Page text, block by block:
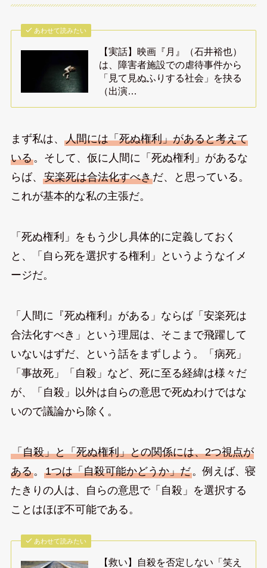
あわせて読みたい
【実話】映画『月』（石井裕也）
は、障害者施設での虐待事件から
「見て見ぬふりする社会」を抉る
（出演…
まず私は、 人間には「死ぬ権利」があると考えて
いる。そして、仮に人間に「死ぬ権利」があるな
らば、 安楽死は合法化すべきだ、と思っている。
これが基本的な私の主張だ。
「死ぬ権利」をもう少し具体的に定義しておく
と、「自ら死を選択する権利」というようなイメ
ージだ。
「人間に『死ぬ権利』がある」ならば「安楽死は
合法化すべき」という理屈は、そこまで飛躍して
いないはずだ、という話をまずしよう。「病死」
「事故死」「自殺」など、死に至る経緯は様々だ
が、「自殺」以外は自らの意思で死ぬわけではな
いので議論から除く。
「自殺」と「死ぬ権利」との関係には、2つ視点が
ある。 1つは「自殺可能かどうか」だ。例えば、寝
たきりの人は、自らの意思で「自殺」を選択する
ことはほぼ不可能である。
あわせて読みたい
【救い】自殺を否定しない「笑え